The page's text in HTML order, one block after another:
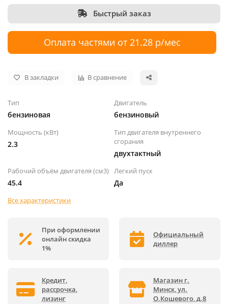
Быстрый заказ
Оплата частями от 21.28 р/мес
В закладки В сравнение
Тип
бензиновая
Двигатель
бензиновый
Мощность (кВт)
2.3
Тип двигателя внутреннего
сгорания
двухтактный
Рабочий объём двигателя (см3)
45.4
Легкий пуск
Да
Все характеристики
При оформлении
онлайн скидка
1%
Официальный
диллер
Кредит,
рассрочка,
лизинг
Магазин г.
Минск, ул.
О.Кошевого, д.8